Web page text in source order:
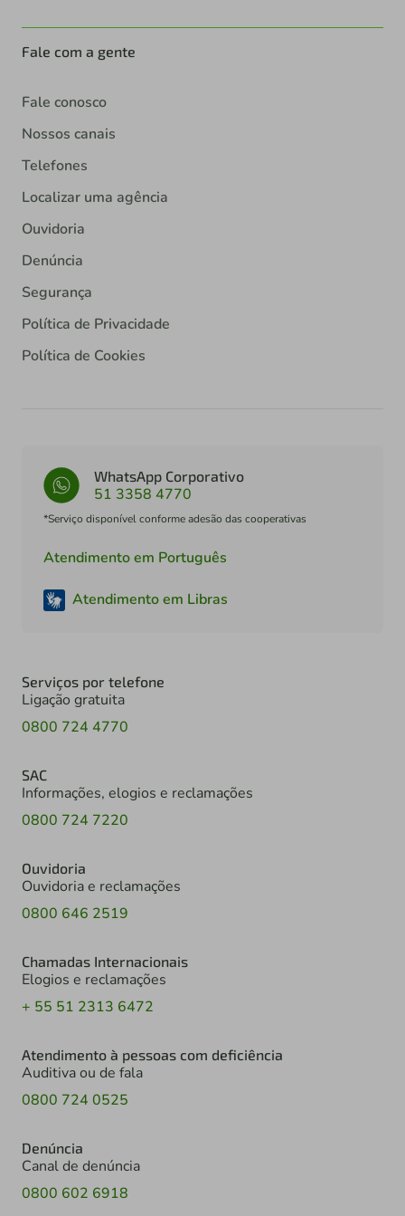
Fale com a gente
Fale conosco
Nossos canais
Telefones
Localizar uma agência
Ouvidoria
Denúncia
Segurança
Política de Privacidade
Política de Cookies
WhatsApp Corporativo
51 3358 4770
*Serviço disponível conforme adesão das cooperativas
Atendimento em Português
Atendimento em Libras
Serviços por telefone
Ligação gratuita
0800 724 4770
SAC
Informações, elogios e reclamações
0800 724 7220
Ouvidoria
Ouvidoria e reclamações
0800 646 2519
Chamadas Internacionais
Elogios e reclamações
+ 55 51 2313 6472
Atendimento à pessoas com deficiência
Auditiva ou de fala
0800 724 0525
Denúncia
Canal de denúncia
0800 602 6918